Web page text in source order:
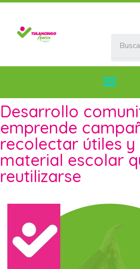
Desarrollo
emprende
recolectar útiles
material escolar
reutilizarse